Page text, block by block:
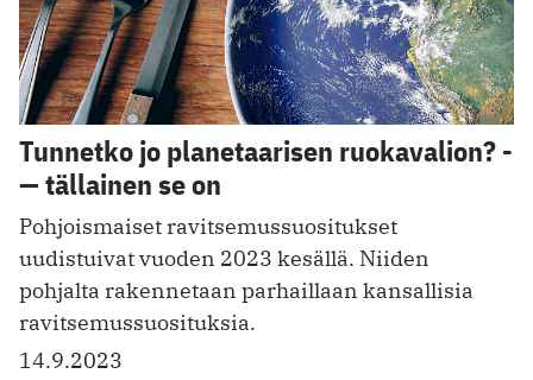
Tunnetko jo planetaarisen ruokavalion? ­
— tällainen se on
Pohjoismaiset ravitsemussuositukset
uudistuivat vuoden 2023 kesällä. Niiden
pohjalta rakennetaan parhaillaan kansallisia
ravitsemussu osituksia.
14.9.2023